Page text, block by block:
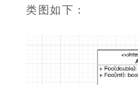
类图如下：